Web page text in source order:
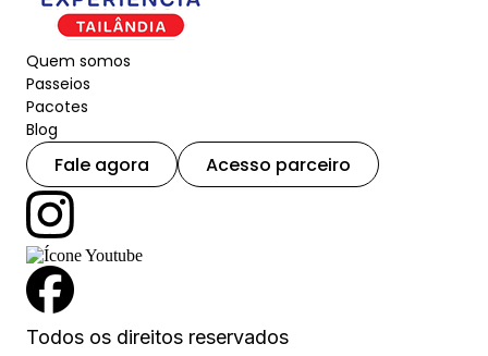
Quem somos
Passeios
Pacotes
Blog
Fale agora Acesso parceiro
Todos os direitos reservados